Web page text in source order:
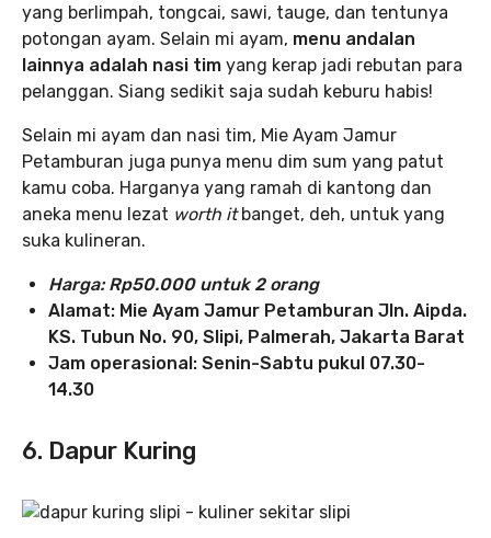
yang berlimpah, tongcai, sawi, tauge, dan tentunya
potongan ayam. Selain mi ayam, menu andalan
lainnya adalah nasi tim yang kerap jadi rebutan para
pelanggan. Siang sedikit saja sudah keburu habis!
Selain mi ayam dan nasi tim, Mie Ayam Jamur
Petamburan juga punya menu dim sum yang patut
kamu coba. Harganya yang ramah di kantong dan
aneka menu lezat worth itbanget, deh, untuk yang
suka kulineran.
Harga: Rp50.000 untuk 2 orang
Alamat: Mie Ayam Jamur Petamburan Jln. Aipda.
KS. Tubun No. 90, Slipi, Palmerah, Jakarta Barat
Jam operasional: Senin-Sabtu pukul 07.30-
14.30
6. Dapur Kuring